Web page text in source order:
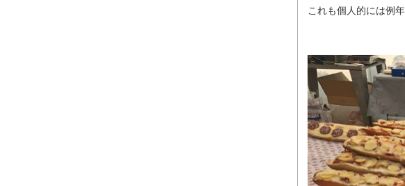
これも個人的には例